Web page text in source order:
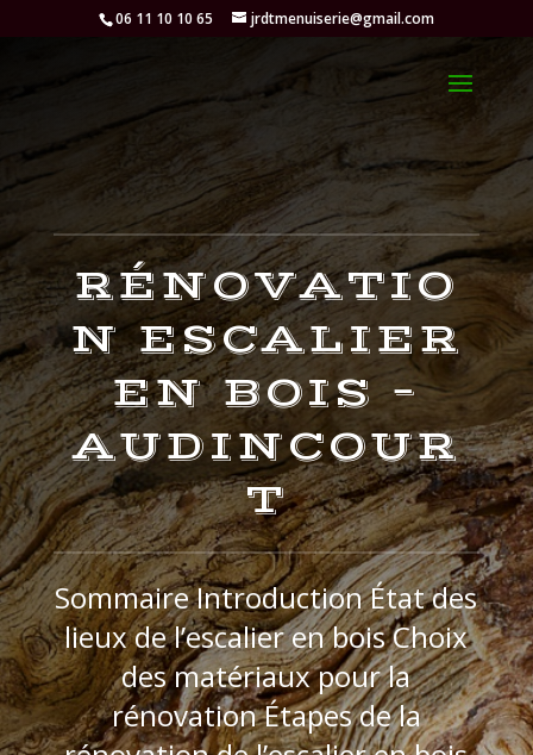
06 11 10 10 65 jrdtmenuiserie@gmail.com
RÉNOVATIO
N ESCALIER
EN BOIS –
AUDINCOUR
T
Sommaire Introduction État des
lieux de l’escalier en bois Choix
des matériaux pour la
rénovation Étapes de la